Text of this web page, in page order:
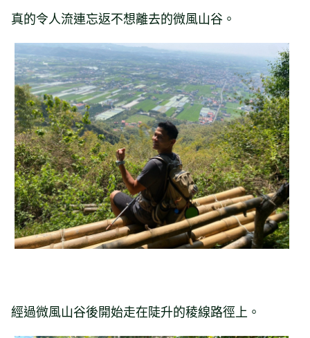
真的令人流連忘返不想離去的微風山谷。
經過微風山谷後開始走在陡升的稜線路徑上。